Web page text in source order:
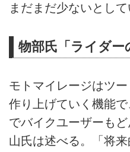
まだまだ少ないとして
物部氏「ライダー
モトマイレージはツ
作り上げていく機能
でバイクユーザーも
山氏は述べる。「将